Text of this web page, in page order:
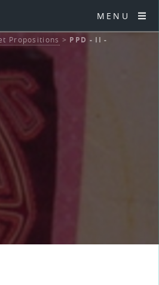
MENU
Propositions > PPD - II -